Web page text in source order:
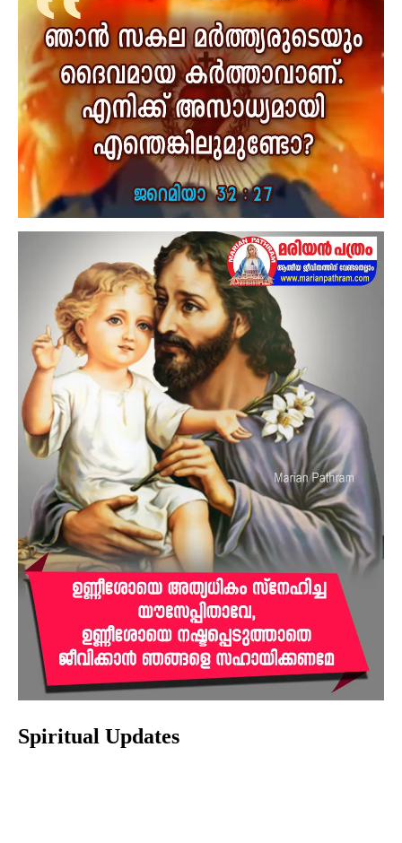
Spiritual Updates